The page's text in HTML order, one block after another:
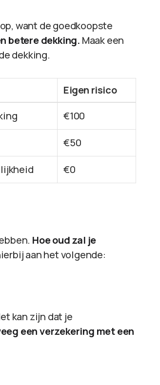
want de goedkoopste
betere dekking. Maak een
dekking.
Eigen risico
€100
€50
€0
Hoe oud zal je
aan het volgende:
kan zijn dat je
een verzekering met een